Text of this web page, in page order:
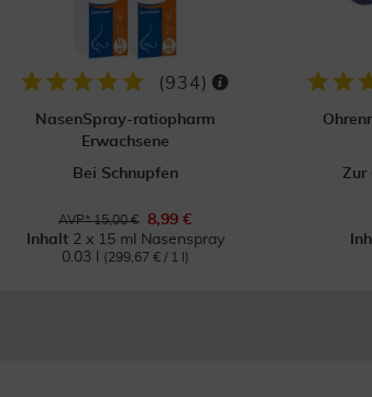
(934)
NasenSpray-ratiopharm
Erwachsene
Bei Schnupfen
AVP* 15,00 €
8,99 €
Inhalt 2 x 15 ml Nasenspray
0.03 l
(299,67 € / 1 l)
Zur